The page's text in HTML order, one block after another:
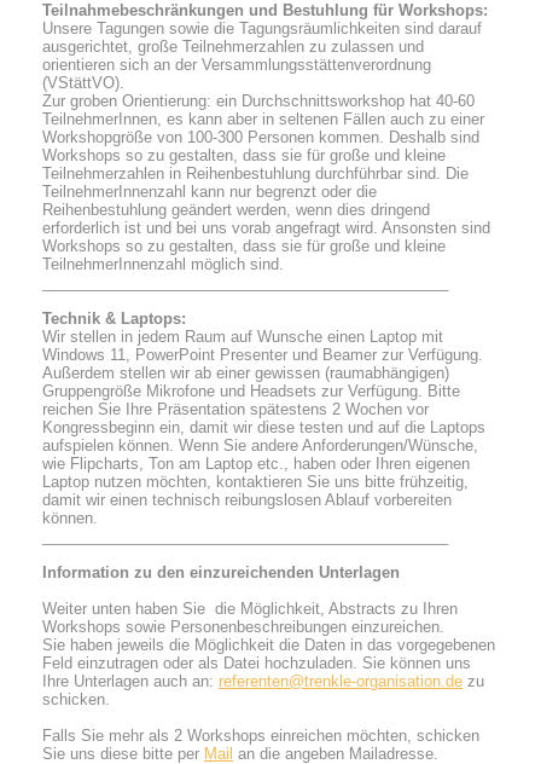
Teilnahmebeschränkungen und Bestuhlung für Workshops:
Unsere Tagungen sowie die Tagungsräumlichkeiten sind darauf
ausgerichtet, große Teilnehmerzahlen zu zulassen und
orientieren sich an der Versammlungsstättenverordnung
(VStättVO).
Zur groben Orientierung: ein Durchschnittsworkshop hat 40-60
TeilnehmerInnen, es kann aber in seltenen Fällen auch zu einer
Workshopgröße von 100-300 Personen kommen. Deshalb sind
Workshops so zu gestalten, dass sie für große und kleine
Teilnehmerzahlen in Reihenbestuhlung durchführbar sind. Die
TeilnehmerInnenzahl kann nur begrenzt oder die
Reihenbestuhlung geändert werden, wenn dies dringend
erforderlich ist und bei uns vorab angefragt wird. Ansonsten sind
Workshops so zu gestalten, dass sie für große und kleine
TeilnehmerInnenzahl möglich sind.
Technik & Laptops:
Wir stellen in jedem Raum auf Wunsche einen Laptop mit
Windows 11, PowerPoint Presenter und Beamer zur Verfügung.
Außerdem stellen wir ab einer gewissen (raumabhängigen)
Gruppengröße Mikrofone und Headsets zur Verfügung. Bitte
reichen Sie Ihre Präsentation spätestens 2 Wochen vor
Kongressbeginn ein, damit wir diese testen und auf die Laptops
aufspielen können. Wenn Sie andere Anforderungen/Wünsche,
wie Flipcharts, Ton am Laptop etc., haben oder Ihren eigenen
Laptop nutzen möchten, kontaktieren Sie uns bitte frühzeitig,
damit wir einen technisch reibungslosen Ablauf vorbereiten
können.
Information zu den einzureichenden Unterlagen
Weiter unten haben Sie die Möglichkeit, Abstracts zu Ihren
Workshops sowie Personenbeschreibungen einzureichen.
Sie haben jeweils die Möglichkeit die Daten in das vorgegebenen
Feld einzutragen oder als Datei hochzuladen. Sie können uns
Ihre Unterlagen auch an: referenten@trenkle-organisation.de zu
schicken.
Falls Sie mehr als 2 Workshops einreichen möchten, schicken
Sie uns diese bitte per Mail an die angeben Mailadresse.